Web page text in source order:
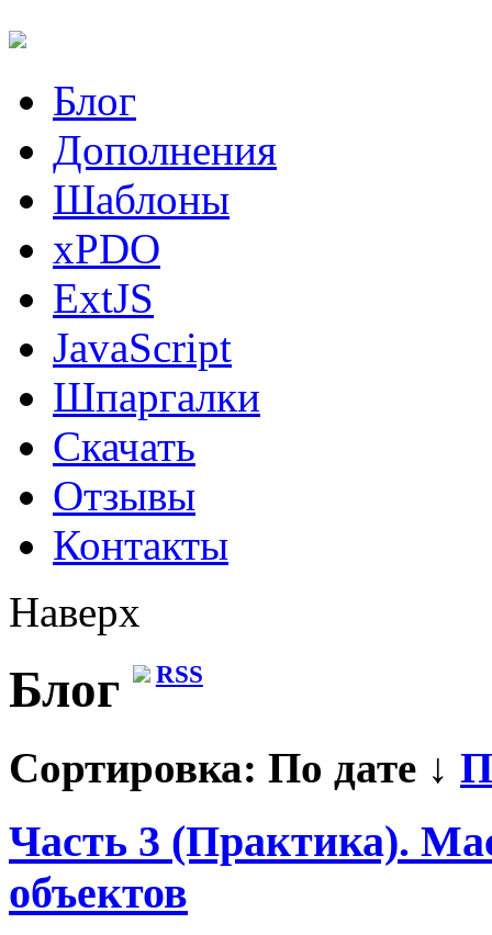
Блог
Дополнения
Шаблоны
xPDO
ExtJS
JavaScript
Шпаргалки
Скачать
Отзывы
Контакты
Наверх
Блог RSS
Сортировка: По дате ↓
Часть 3 (Практика).
объектов